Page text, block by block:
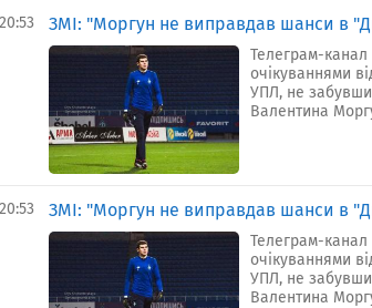
20:53 ЗМІ: "Моргун не виправдав шанси в
Телеграм-канал
очікуваннями
УПЛ, не
Валентина
20:53 ЗМІ: "Моргун не виправдав шанси в
Телеграм-канал
очікуваннями
УПЛ, не
Валентина